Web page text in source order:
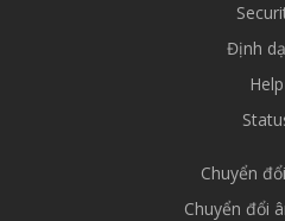
Định
Help
Chuyển
Chuyển đổi